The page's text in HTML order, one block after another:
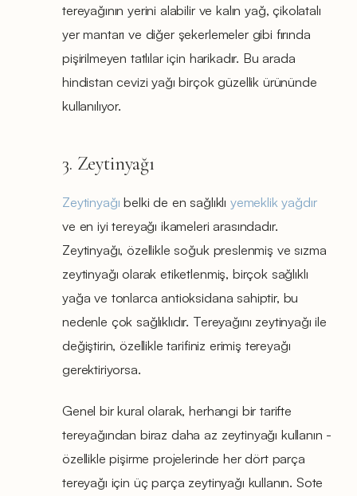
tereyağının yerini alabilir ve kalın yağ, çikolatalı
yer mantarı ve diğer şekerlemeler gibi fırında
pişirilmeyen tatlılar için harikadır. Bu arada
hindistan cevizi yağı birçok güzellik ürününde
kullanılıyor.
3. Zeytinyağı
Zeytinyağı belki de en sağlıklı yemeklik yağdır
ve en iyi tereyağı ikameleri arasındadır.
Zeytinyağı, özellikle soğuk preslenmiş ve sızma
zeytinyağı olarak etiketlenmiş, birçok sağlıklı
yağa ve tonlarca antioksidana sahiptir, bu
nedenle çok sağlıklıdır. Tereyağını zeytinyağı ile
değiştirin, özellikle tarifiniz erimiş tereyağı
gerektiriyorsa.
Genel bir kural olarak, herhangi bir tarifte
tereyağından biraz daha az zeytinyağı kullanın -
özellikle pişirme projelerinde her dört parça
tereyağı için üç parça zeytinyağı kullanın. Sote